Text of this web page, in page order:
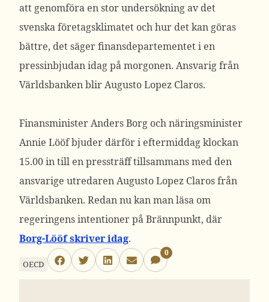
att genomföra en stor undersökning av det
svenska företagsklimatet och hur det kan göras
bättre, det säger finansdepartementet i en
pressinbjudan idag på morgonen. Ansvarig från
Världsbanken blir Augusto Lopez Claros.
Finansminister Anders Borg och näringsminister
Annie Lööf bjuder därför i eftermiddag klockan
15.00 in till en pressträff tillsammans med den
ansvarige utredaren Augusto Lopez Claros från
Världsbanken. Redan nu kan man läsa om
regeringens intentioner på Brännpunkt, där
Borg-Lööf skriver idag.
OECD
0